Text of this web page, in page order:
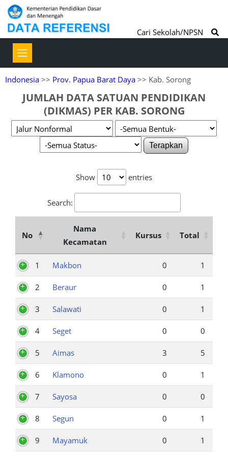
Cari Sekolah/NPSN
Indonesia >> Prov. Papua Barat Daya >> Kab. Sorong
JUMLAH DATA SATUAN PENDIDIKAN
(DIKMAS) PER KAB. SORONG
Terapkan
Show entries
Search:
No
Nama
Kecamatan
Kursus Total
1 Makbon 0 1
2 Beraur 0 1
3 Salawati 0 1
4 Seget 0 0
5 Aimas 3 5
6 Klamono 0 1
7 Sayosa 0 0
8 Segun 0 1
9 Mayamuk 0 1